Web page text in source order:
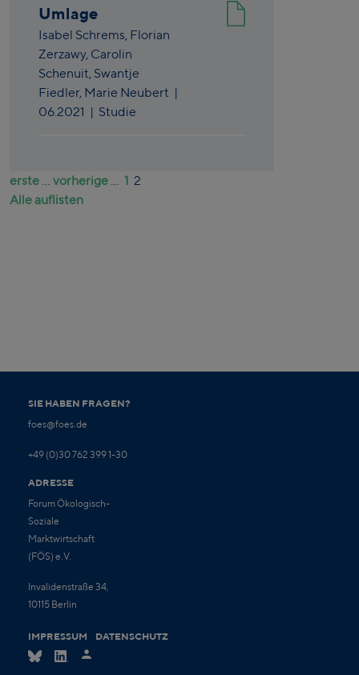
Umlage
Isabel Schrems, Florian
Zerzawy, Carolin
Schenuit, Swantje
Fiedler, Marie Neubert |
06.2021 | Studie
erste ... vorherige ... 1 2
Alle auflisten
SIE HABEN FRAGEN?
foes@foes.de
+49 (0)30 762 399 1-30
ADRESSE
Forum Ökologisch-
Soziale
Marktwirtschaft
(FÖS) e.V.
Invalidenstraße 34,
10115 Berlin
IMPRESSUM DATENSCHUTZ